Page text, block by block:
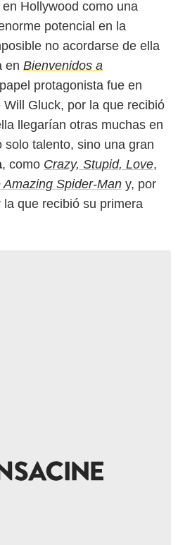
Hollywood como una
potencial en la
no acordarse de ella
en Bienvenidos a
protagonista fue en
Will Gluck, por la que recibió
llegarían otras muchas en
talento, sino una gran
, como Crazy, Stupid, Love,
Amazing Spider-Man y, por
la que recibió su primera